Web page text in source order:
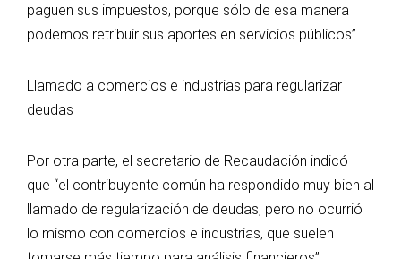
paguen sus impuestos, porque sólo de esa manera
podemos retribuir sus aportes en servicios públicos”.
Llamado a comercios e industrias para regularizar
deudas
Por otra parte, el secretario de Recaudación indicó
que “el contribuyente común ha respondido muy bien al
llamado de regularización de deudas, pero no ocurrió
lo mismo con comercios e industrias, que suelen